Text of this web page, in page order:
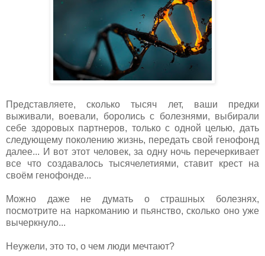
Представляете, сколько тысяч лет, ваши предки
выживали, воевали, боролись с болезнями, выбирали
себе здоровых партнеров, только с одной целью, дать
следующему поколению жизнь, передать свой генофонд
далее... И вот этот человек, за одну ночь перечеркивает
все что создавалось тысячелетиями, ставит крест на
своём генофонде...
Можно даже не думать о страшных болезнях,
посмотрите на наркоманию и пьянство, сколько оно уже
вычеркнуло...
Неужели, это то, о чем люди мечтают?